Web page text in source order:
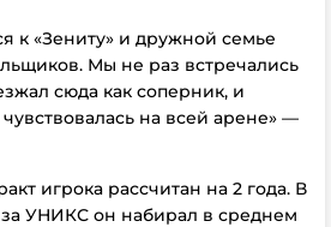
к «Зениту» и дружной семье
Мы не раз встречались
сюда как соперник, и
на всей арене» —
игрока рассчитан на 2 года. В
УНИКС он набирал в среднем